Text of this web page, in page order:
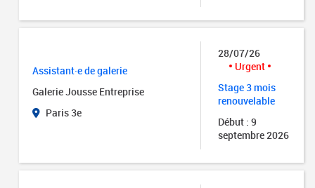
Assistant·e de galerie
Galerie Jousse Entreprise
Paris 3e
28/07/26
Urgent
Stage 3 mois
renouvelable
Début : 9
septembre 2026